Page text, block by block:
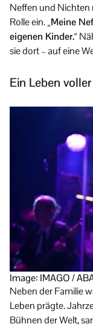
Neffen und Nichten
Rolle ein.„Meine
eigenen Kinder.“
sie dort – auf eine
Ein Leben
Image: IMAGO /
Neben der Familie
Leben prägte.
Bühnen der Welt,